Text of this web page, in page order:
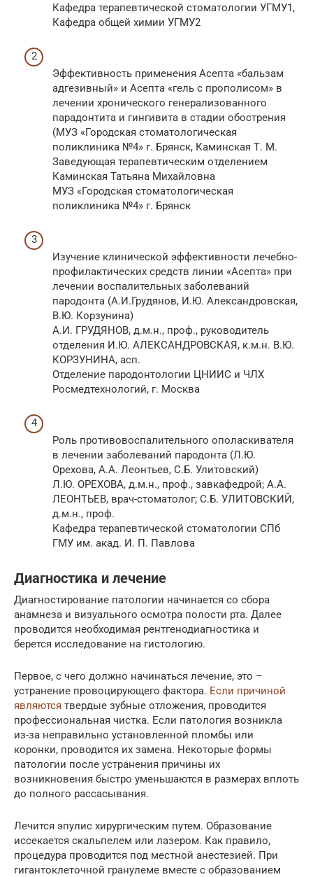
Кафедра терапевтической стоматологии УГМУ1,
Кафедра общей химии УГМУ2
Эффективность применения Асепта «бальзам
адгезивный» и Асепта «гель с прополисом» в
лечении хронического генерализованного
парадонтита и гингивита в стадии обострения
(МУЗ «Городская стоматологическая
поликлиника №4» г. Брянск, Каминская Т. М.
Заведующая терапевтическим отделением
Каминская Татьяна Михайловна
МУЗ «Городская стоматологическая
поликлиника №4» г. Брянск
Изучение клинической эффективности лечебно-
профилактических средств линии «Асепта» при
лечении воспалительных заболеваний
пародонта (А.И.Грудянов, И.Ю. Александровская,
В.Ю. Корзунина)
А.И. ГРУДЯНОВ, д.м.н., проф., руководитель
отделения И.Ю. АЛЕКСАНДРОВСКАЯ, к.м.н. В.Ю.
КОРЗУНИНА, асп.
Отделение пародонтологии ЦНИИС и ЧЛХ
Росмедтехнологий, г. Москва
Роль противовоспалительного ополаскивателя
в лечении заболеваний пародонта (Л.Ю.
Орехова, А.А. Леонтьев, С.Б. Улитовский)
Л.Ю. ОРЕХОВА, д.м.н., проф., завкафедрой; А.А.
ЛЕОНТЬЕВ, врач-стоматолог; С.Б. УЛИТОВСКИЙ,
д.м.н., проф.
Кафедра терапевтической стоматологии СПб
ГМУ им. акад. И. П. Павлова
Диагностика и лечение
Диагностирование патологии начинается со сбора
анамнеза и визуального осмотра полости рта. Далее
проводится необходимая рентгенодиагностика и
берется исследование на гистологию.
Первое, с чего должно начинаться лечение, это –
устранение провоцирующего фактора. Если причиной
являются твердые зубные отложения, проводится
профессиональная чистка. Если патология возникла
из-за неправильно установленной пломбы или
коронки, проводится их замена. Некоторые формы
патологии после устранения причины их
возникновения быстро уменьшаются в размерах вплоть
до полного рассасывания.
Лечится эпулис хирургическим путем. Образование
иссекается скальпелем или лазером. Как правило,
процедура проводится под местной анестезией. При
гигантоклеточной гранулеме вместе с образованием